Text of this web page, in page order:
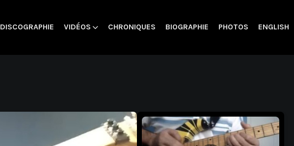
DISCOGRAPHIE VIDÉOS CHRONIQUES BIOGRAPHIE PHOTOS ENGLISH